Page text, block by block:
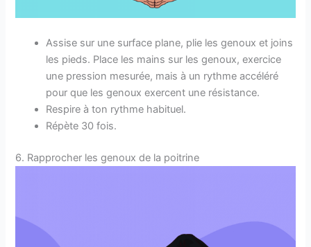
Assise sur une surface plane, plie les genoux et joins
les pieds. Place les mains sur les genoux, exercice
une pression mesurée, mais à un rythme accéléré
pour que les genoux exercent une résistance.
Respire à ton rythme habituel.
Répète 30 fois.
6. Rapprocher les genoux de la poitrine